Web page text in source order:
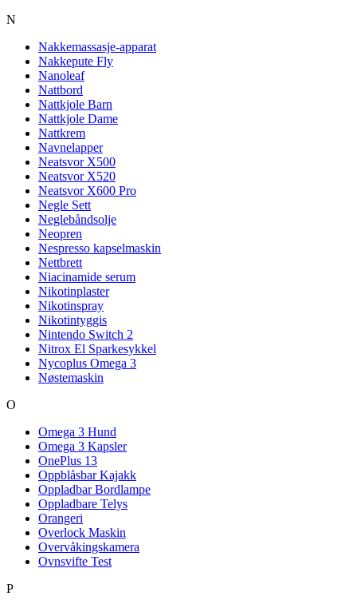
N
Nakkemassasje-apparat
Nakkepute Fly
Nanoleaf
Nattbord
Nattkjole Barn
Nattkjole Dame
Nattkrem
Navnelapper
Neatsvor X500
Neatsvor X520
Neatsvor X600 Pro
Negle Sett
Neglebåndsolje
Neopren
Nespresso kapselmaskin
Nettbrett
Niacinamide serum
Nikotinplaster
Nikotinspray
Nikotintyggis
Nintendo Switch 2
Nitrox El Sparkesykkel
Nycoplus Omega 3
Nøstemaskin
O
Omega 3 Hund
Omega 3 Kapsler
OnePlus 13
Oppblåsbar Kajakk
Oppladbar Bordlampe
Oppladbare Telys
Orangeri
Overlock Maskin
Overvåkingskamera
Ovnsvifte Test
P